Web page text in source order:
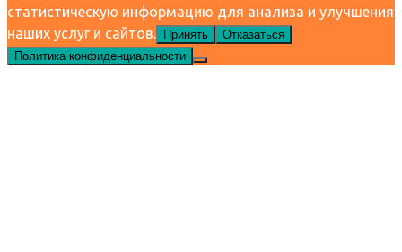
статистическую информацию для анализа и улучшения
наших услуг и сайтов.
Принять
Отказаться
Политика конфиденциальности